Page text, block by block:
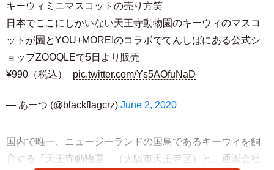
キーウィミニマスコットの売り方笑
日本でここにしかいない天王寺動物園のキーウィのマスコ
ットが園とYOU+MORE!のコラボでてんしばにある公式シ
ョップZOOQLEで5日より販売
¥990（税込）
pic.twitter.com/Ys5AOfuNaD
— あーつ (@blackflagcrz) June 2, 2020
国内で唯一、ニュージーランドの国鳥であるキーウィを飼
育する「天王寺動物園」（大阪市天王寺区）と、通販会社